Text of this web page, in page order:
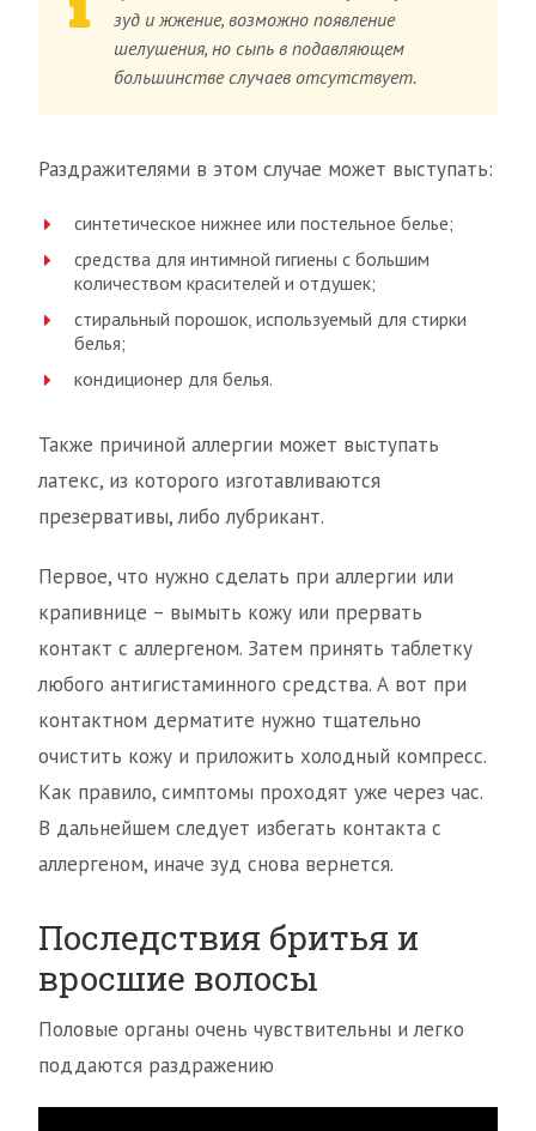
зуд и жжение, возможно появление
шелушения, но сыпь в подавляющем
большинстве случаев отсутствует.
Раздражителями в этом случае может выступать:
синтетическое нижнее или постельное белье;
средства для интимной гигиены с большим
количеством красителей и отдушек;
стиральный порошок, используемый для стирки
белья;
кондиционер для белья.
Также причиной аллергии может выступать
латекс, из которого изготавливаются
презервативы, либо лубрикант.
Первое, что нужно сделать при аллергии или
крапивнице – вымыть кожу или прервать
контакт с аллергеном. Затем принять таблетку
любого антигистаминного средства. А вот при
контактном дерматите нужно тщательно
очистить кожу и приложить холодный компресс.
Как правило, симптомы проходят уже через час.
В дальнейшем следует избегать контакта с
аллергеном, иначе зуд снова вернется.
Последствия бритья и
вросшие волосы
Половые органы очень чувствительны и легко
поддаются раздражению